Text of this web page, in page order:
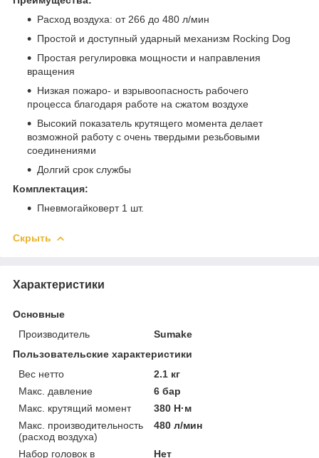
Расход воздуха: от 266 до 480 л/мин
Простой и доступный ударный механизм Rocking Dog
Простая регулировка мощности и направления
вращения
Низкая пожаро- и взрывоопасность рабочего
процесса благодаря работе на сжатом воздухе
Высокий показатель крутящего момента делает
возможной работу с очень твердыми резьбовыми
соединениями
Долгий срок службы
Комплектация:
Пневмогайковерт 1 шт.
Скрыть
Характеристики
Основные
Производитель
Sumake
Пользовательские характеристики
Вес нетто
2.1 кг
Макс. давление
6 бар
Макс. крутящий момент
380 Н·м
Макс. производительность
(расход воздуха)
480 л/мин
Набор головок в
Нет